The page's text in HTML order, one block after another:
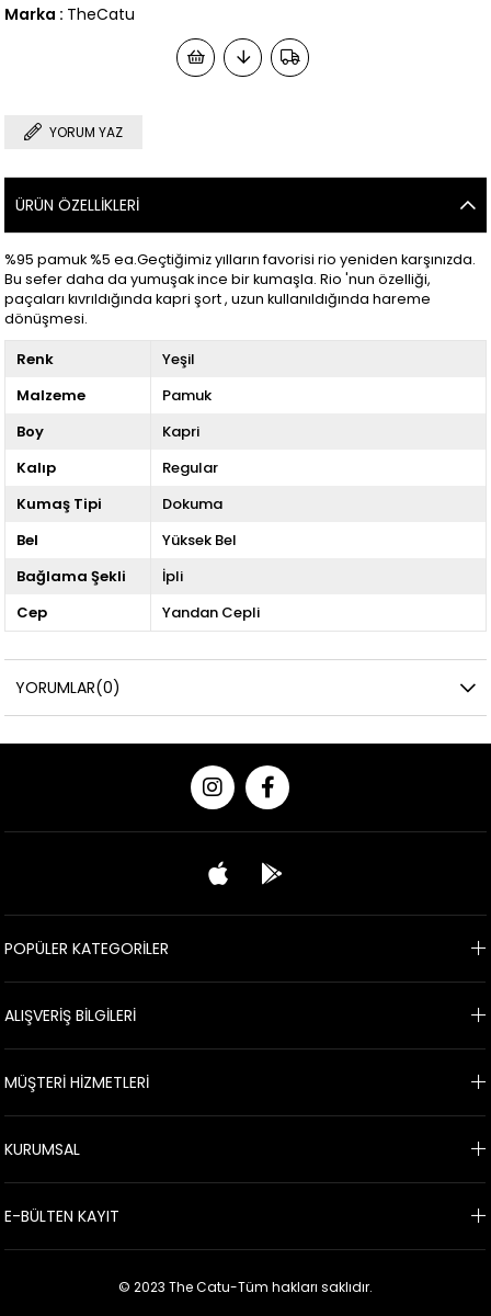
Marka : TheCatu
YORUM YAZ
ÜRÜN ÖZELLIKLERI
%95 pamuk %5 ea.Geçtiğimiz yılların favorisi rio yeniden karşınızda.
Bu sefer daha da yumuşak ince bir kumaşla. Rio 'nun özelliği,
paçaları kıvrıldığında kapri şort , uzun kullanıldığında hareme
dönüşmesi.
Renk
Yeşil
Malzeme
Pamuk
Boy
Kapri
Kalıp
Regular
Kumaş Tipi
Dokuma
Bel
Yüksek Bel
Bağlama Şekli
İpli
Cep
Yandan Cepli
YORUMLAR(0)
POPÜLER KATEGORİLER
ALIŞVERİŞ BİLGİLERİ
MÜŞTERİ HİZMETLERİ
KURUMSAL
E-BÜLTEN KAYIT
© 2023 The Catu-Tüm hakları saklıdır.